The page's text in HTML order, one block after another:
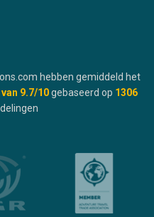
hebben gemiddeld het
9.7/10 gebaseerd op 1306